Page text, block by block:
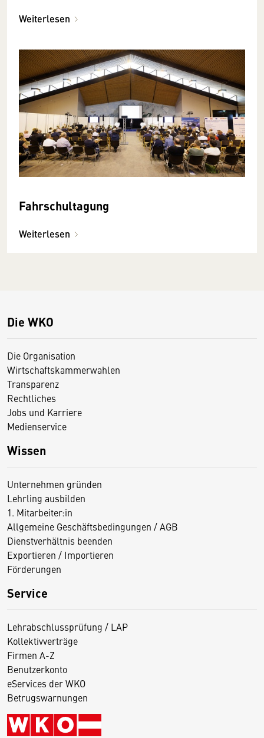
Weiterlesen
Fahrschultagung
Weiterlesen
Die WKO
Die Organisation
Wirtschaftskammerwahlen
Transparenz
Rechtliches
Jobs und Karriere
Medienservice
Wissen
Unternehmen gründen
Lehrling ausbilden
1. Mitarbeiter:in
Allgemeine Geschäftsbedingungen / AGB
Dienstverhältnis beenden
Exportieren / Importieren
Förderungen
Service
Lehrabschlussprüfung / LAP
Kollektivverträge
Firmen A-Z
Benutzerkonto
eServices der WKO
Betrugswarnungen